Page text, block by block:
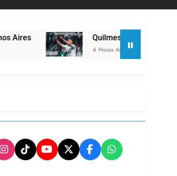
Quilmes derrotó 2-0 al líder Gimnasia de
4 Horas Atrás